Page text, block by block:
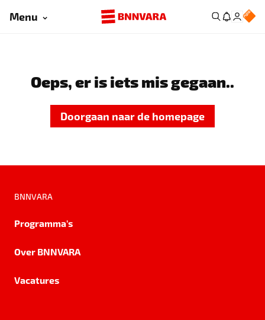
Menu
Oeps, er is iets mis gegaan..
Doorgaan naar de homepage
BNNVARA
Programma's
Over BNNVARA
Vacatures